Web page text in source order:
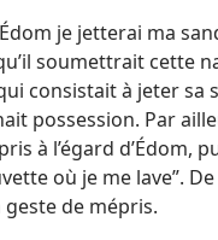
je jetterai ma
soumettrait cette
consistait à jeter
possession. Par
à l’égard d’Édom,
où je me lave”.
de mépris.